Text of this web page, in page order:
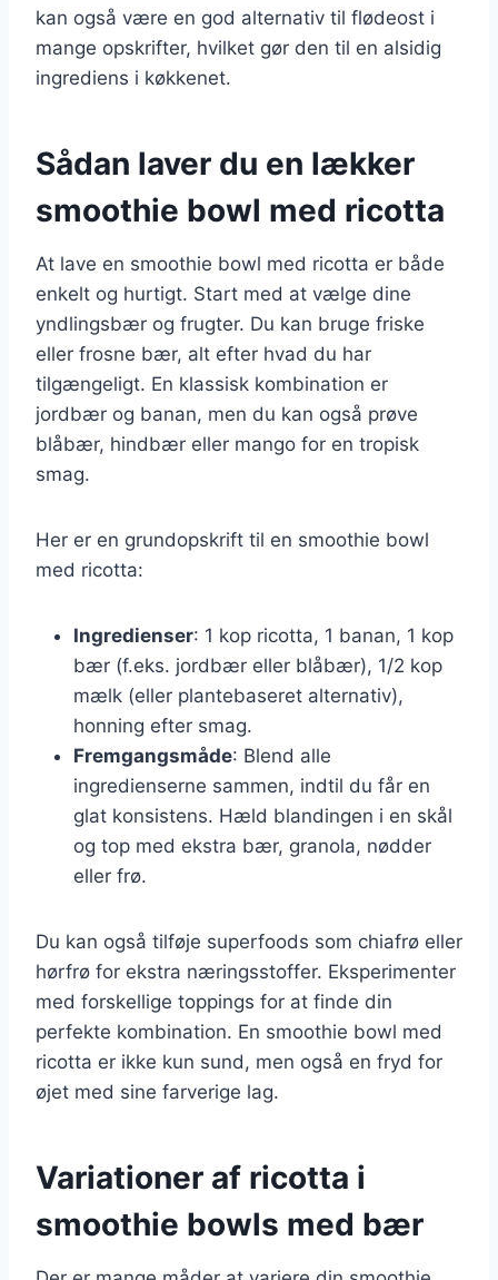
kan også være en god alternativ til flødeost i
mange opskrifter, hvilket gør den til en alsidig
ingrediens i køkkenet.
Sådan laver du en lækker
smoothie bowl med ricotta
At lave en smoothie bowl med ricotta er både
enkelt og hurtigt. Start med at vælge dine
yndlingsbær og frugter. Du kan bruge friske
eller frosne bær, alt efter hvad du har
tilgængeligt. En klassisk kombination er
jordbær og banan, men du kan også prøve
blåbær, hindbær eller mango for en tropisk
smag.
Her er en grundopskrift til en smoothie bowl
med ricotta:
Ingredienser: 1 kop ricotta, 1 banan, 1 kop
bær (f.eks. jordbær eller blåbær), 1/2 kop
mælk (eller plantebaseret alternativ),
honning efter smag.
Fremgangsmåde: Blend alle
ingredienserne sammen, indtil du får en
glat konsistens. Hæld blandingen i en skål
og top med ekstra bær, granola, nødder
eller frø.
Du kan også tilføje superfoods som chiafrø eller
hørfrø for ekstra næringsstoffer. Eksperimenter
med forskellige toppings for at finde din
perfekte kombination. En smoothie bowl med
ricotta er ikke kun sund, men også en fryd for
øjet med sine farverige lag.
Variationer af ricotta i
smoothie bowls med bær